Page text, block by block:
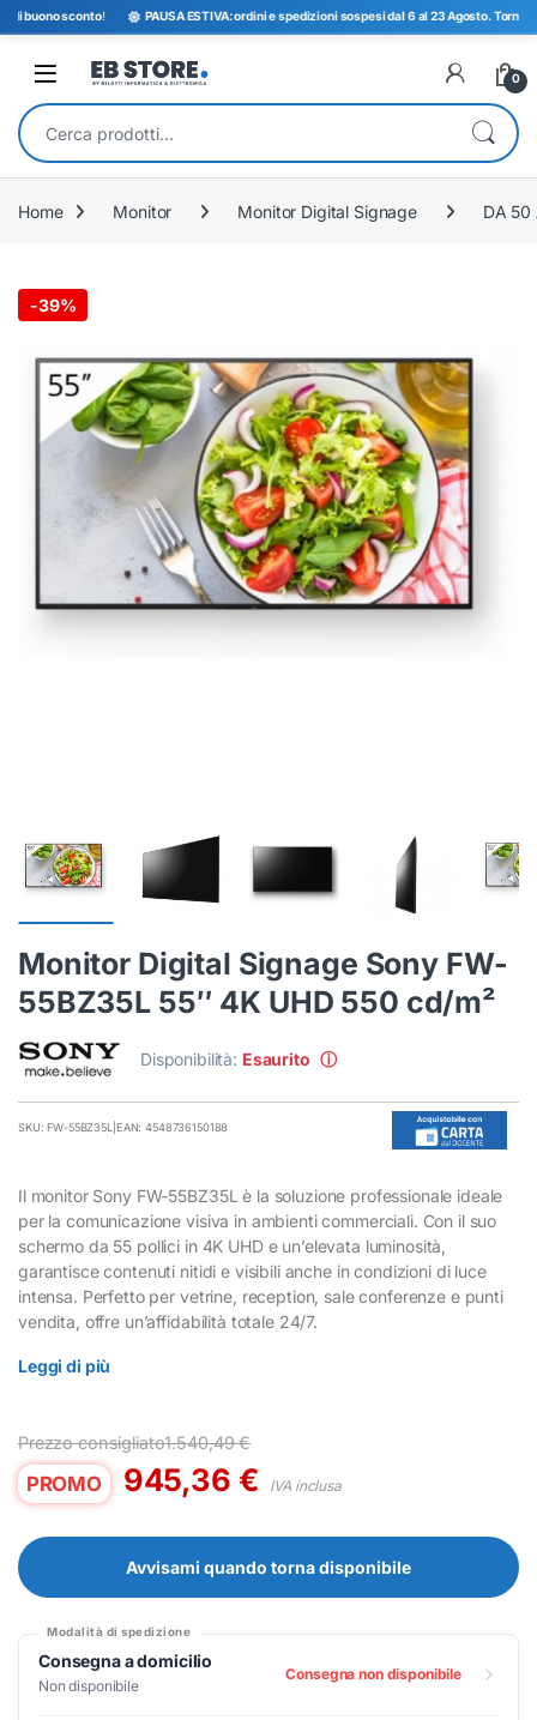
sconto! PAUSA ESTIVA: ordini e spedizioni sospesi dal 6 al 23 Agosto. Torniamo
Open 0
Cerca:
Home Monitor Monitor Digital Signage DA 50
-39%
Monitor Digital Signage Sony FW-
55BZ35L 55″ 4K UHD 550 cd/m²
Disponibilità: Esaurito ⓘ
SKU: FW-55BZ35L EAN: 4548736150188
Il monitor Sony FW-55BZ35L è la soluzione professionale ideale
per la comunicazione visiva in ambienti commerciali. Con il suo
schermo da 55 pollici in 4K UHD e un’elevata luminosità,
garantisce contenuti nitidi e visibili anche in condizioni di luce
intensa. Perfetto per vetrine, reception, sale conferenze e punti
vendita, offre un’affidabilità totale 24/7.
Leggi di più
Prezzo consigliato1.540,49€
PROMO 945,36 € IVA inclusa
Avvisami quando torna disponibile
Modalità di spedizione
Consegna a domicilio
Non disponibile
Consegna non disponibile